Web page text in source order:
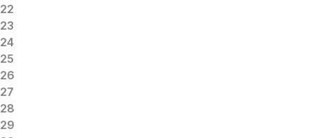
22
23
24
25
26
27
28
29